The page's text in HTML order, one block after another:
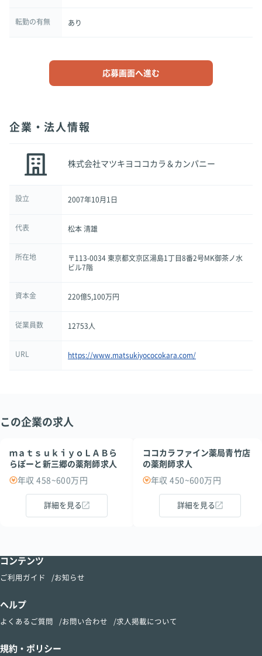
転勤の有無 あり
応募画面へ進む
企業・法人情報
株式会社マツキヨココカラ＆カンパニー
設立 2007年10月1日
代表 松本 清雄
所在地
〒113-0034 東京都文京区湯島1丁目8番2号MK御茶ノ水
ビル7階
資本金 220億5,100万円
従業員数 12753人
URL https://www.matsukiyococokara.com/
この企業の求人
ｍａｔｓｕｋｉｙｏＬＡＢら
らぽーと新三郷の薬剤師求人
年収 458~600万円
詳細を見る
ココカラファイン薬局青竹店
の薬剤師求人
年収 450~600万円
詳細を見る
コンテンツ
ご利用ガイド お知らせ
ヘルプ
よくあるご質問 お問い合わせ 求人掲載について
規約・ポリシー